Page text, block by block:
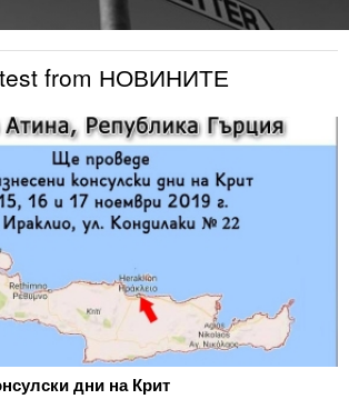
from НОВИНИТЕ
дни на Крит